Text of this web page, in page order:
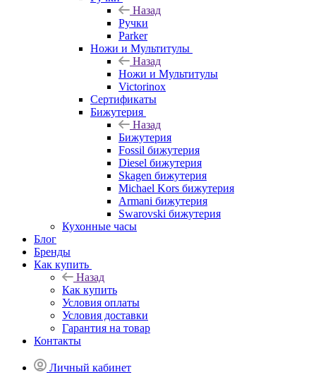
Назад
Ручки
Parker
Ножи и Мультитулы
Назад
Ножи и Мультитулы
Victorinox
Сертификаты
Бижутерия
Назад
Бижутерия
Fossil бижутерия
Diesel бижутерия
Skagen бижутерия
Michael Kors бижутерия
Armani бижутерия
Swarovski бижутерия
Кухонные часы
Блог
Бренды
Как купить
Назад
Как купить
Условия оплаты
Условия доставки
Гарантия на товар
Контакты
Личный кабинет